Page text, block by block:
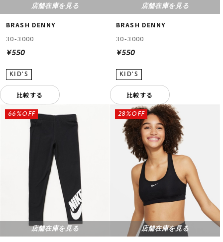
店舗在庫を見る
BRASH DENNY
30-3000
¥550
比較する
店舗在庫を見る
BRASH DENNY
30-3000
¥550
比較する
店舗在庫を見る
66%OFF
店舗在庫を見る
28%OFF